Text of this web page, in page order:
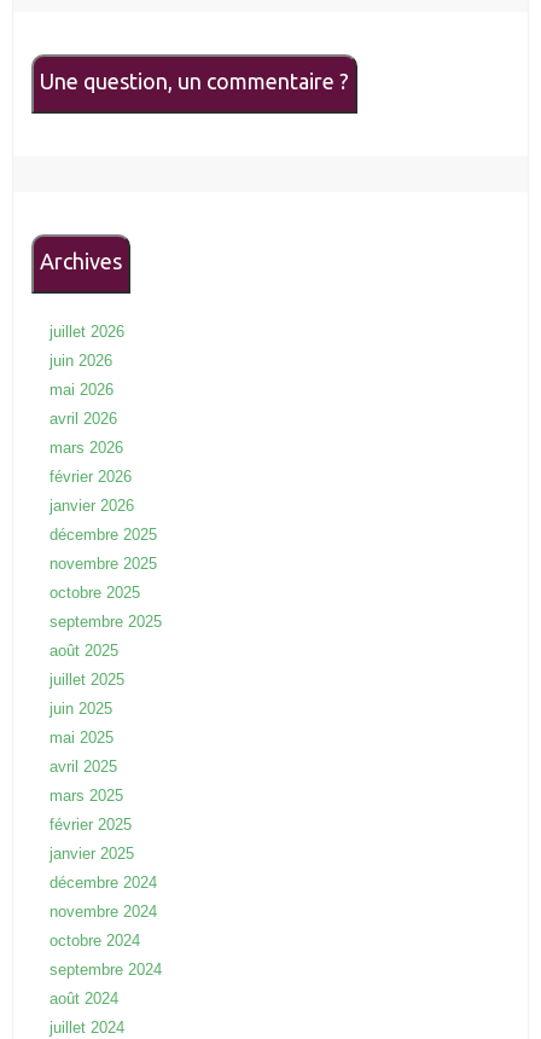
Une question, un commentaire ?
Archives
juillet 2026
juin 2026
mai 2026
avril 2026
mars 2026
février 2026
janvier 2026
décembre 2025
novembre 2025
octobre 2025
septembre 2025
août 2025
juillet 2025
juin 2025
mai 2025
avril 2025
mars 2025
février 2025
janvier 2025
décembre 2024
novembre 2024
octobre 2024
septembre 2024
août 2024
juillet 2024